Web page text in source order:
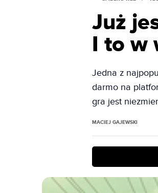
Już
I to w
Jedna z
darmo na
gra jest
MACIEJ GAJEWSKI